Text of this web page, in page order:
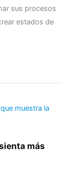
sus procesos
estados de
más